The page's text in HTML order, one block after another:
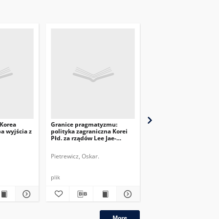
wyjścia z
Granice pragmatyzmu:
polityka zagraniczna Korei
Płd. za rządów Lee Jae-
Pietrewicz, Oskar.
plik